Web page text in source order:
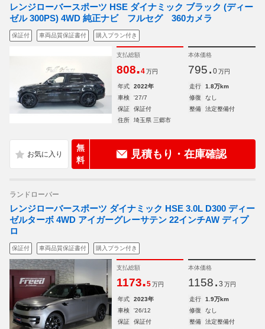
レンジローバースポーツ HSE ダイナミック ブラック (ディー
ゼル 300PS) 4WD 純正ナビ フルセグ 360カメラ
保証付 車両品質保証書付 購入プラン付き
支払総額
808.4 万円
本体価格
795. 0 万円
年式 2022年 走行
1.8万km
車検
'27/7 修復
なし
保証
保証付 整備
法定整備付
住所
埼玉県 三郷市
無
料
見積もり・在庫確認
ランドローバー
レンジローバースポーツ ダイナミック HSE 3.0L D300 ディー
ゼルターボ 4WD アイガーグレーサテン 22インチAW ディプ
ロ
保証付 車両品質保証書付 購入プラン付き
支払総額
1173.5 万円
本体価格
1158. 3 万円
年式 2023年 走行
1.9万km
車検
'26/12 修復
なし
保証
保証付 整備
法定整備付